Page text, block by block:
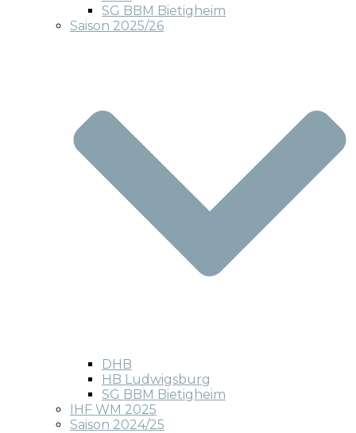
SG BBM Bietigheim
Saison 2025/26
DHB
HB Ludwigsburg
SG BBM Bietigheim
IHF WM 2025
Saison 2024/25